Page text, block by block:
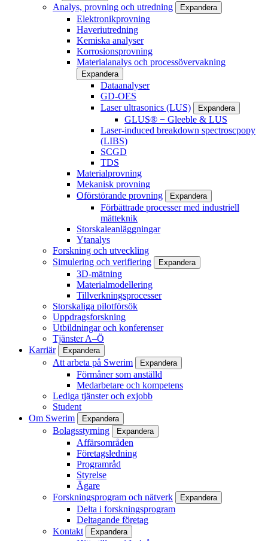
Analys, provning och utredning Expandera
Elektronikprovning
Haveriutredning
Kemiska analyser
Korrosionsprovning
Materialanalys och processövervakning
Expandera
Dataanalyser
GD-OES
Laser ultrasonics (LUS)
Expandera
GLUS® − Gleeble & LUS
Laser-induced breakdown spectroscpopy
(LIBS)
SCGD
TDS
Materialprovning
Mekanisk provning
Oförstörande provning
Expandera
Förbättrade processer med industriell
mätteknik
Storskaleanläggningar
Ytanalys
Forskning och utveckling
Simulering och verifiering
Expandera
3D-mätning
Materialmodellering
Tillverkningsprocesser
Storskaliga pilotförsök
Uppdragsforskning
Utbildningar och konferenser
Tjänster A–Ö
Karriär
Expandera
Att arbeta på Swerim Expandera
Förmåner som anställd
Medarbetare och kompetens
Lediga tjänster och exjobb
Student
Om Swerim
Expandera
Bolagsstyrning Expandera
Affärsområden
Företagsledning
Programråd
Styrelse
Ägare
Forskningsprogram och nätverk
Expandera
Delta i forskningsprogram
Deltagande företag
Kontakt
Expandera